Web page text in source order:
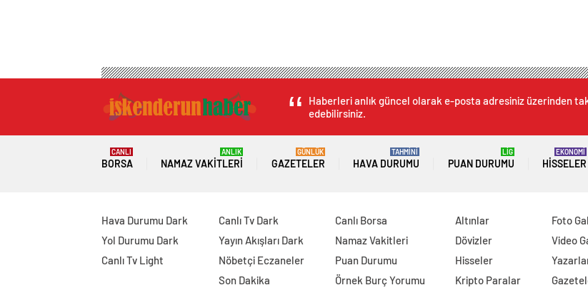
Haberleri anlık güncel olarak e-posta adresiniz üzerinden
edebilirsiniz.
BORSA
CANLI
NAMAZ VAKITLERI
ANLIK
GAZETELER
GÜNLÜK
HAVA DURUMU
TAHMİNİ
PUAN DURUMU
LİG
HISSELER
EKONOMİ
Hava Durumu Dark
Yol Durumu Dark
Canlı Tv Light
Canlı Tv Dark
Yayın Akışları Dark
Nöbetçi Eczaneler
Son Dakika
Canlı Borsa
Namaz Vakitleri
Puan Durumu
Örnek Burç Yorumu
Altınlar
Dövizler
Hisseler
Kripto Paralar
Foto
Video